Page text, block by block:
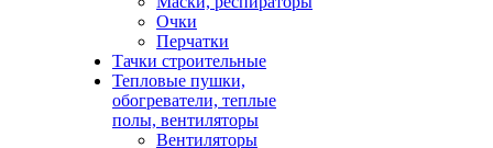
Очки
Перчатки
Тачки строительные
Тепловые пушки,
обогреватели, теплые
полы, вентиляторы
Вентиляторы